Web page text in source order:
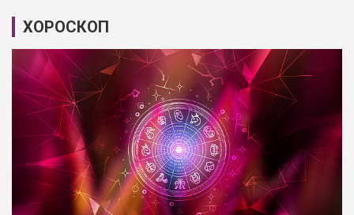
ХОРОСКОП